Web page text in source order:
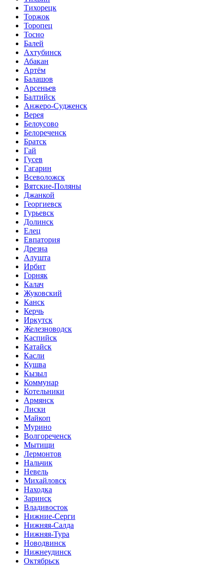
Тихорецк
Торжок
Торопец
Тосно
Балей
Ахтубинск
Абакан
Артём
Балашов
Арсеньев
Балтийск
Анжеро-Судженск
Верея
Белоусово
Белореченск
Братск
Гай
Гусев
Гагарин
Всеволожск
Вятские-Поляны
Джанкой
Георгиевск
Гурьевск
Долинск
Елец
Евпатория
Дрезна
Алушта
Ирбит
Горняк
Калач
Жуковский
Канск
Керчь
Иркутск
Железноводск
Каспийск
Катайск
Касли
Кушва
Кызыл
Коммунар
Котельники
Армянск
Лиски
Майкоп
Мурино
Волгореченск
Мытищи
Лермонтов
Нальчик
Невель
Михайловск
Находка
Заринск
Владивосток
Нижние-Серги
Нижняя-Салда
Нижняя-Тура
Новодвинск
Нижнеудинск
Октябрьск